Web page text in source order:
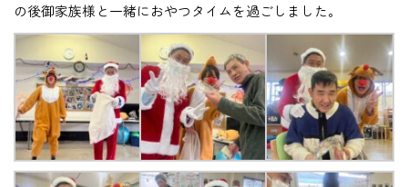
の後御家族様と一緒におやつタイムを過ごしました。